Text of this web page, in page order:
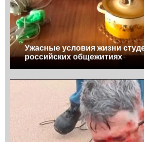
Ужасные условия жизни
российских общежитиях